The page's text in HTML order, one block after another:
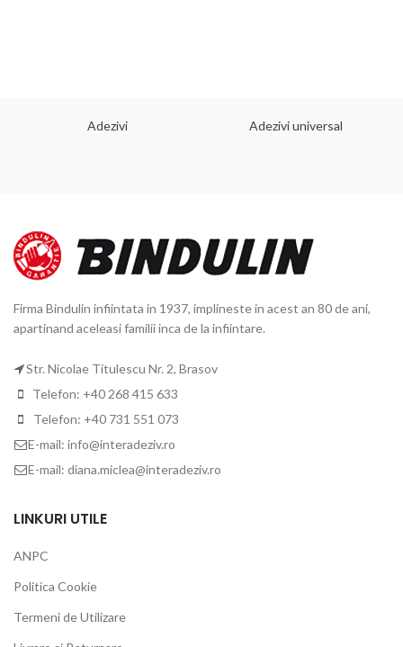
Adezivi Adezivi universal
Firma Bindulin infiintata in 1937, implineste in acest an 80 de ani,
apartinand aceleasi familii inca de la infiintare.
Str. Nicolae Titulescu Nr. 2, Brasov
Telefon: +40 268 415 633
Telefon: +40 731 551 073
E-mail: info@interadeziv.ro
E-mail: diana.miclea@interadeziv.ro
LINKURI UTILE
ANPC
Politica Cookie
Termeni de Utilizare